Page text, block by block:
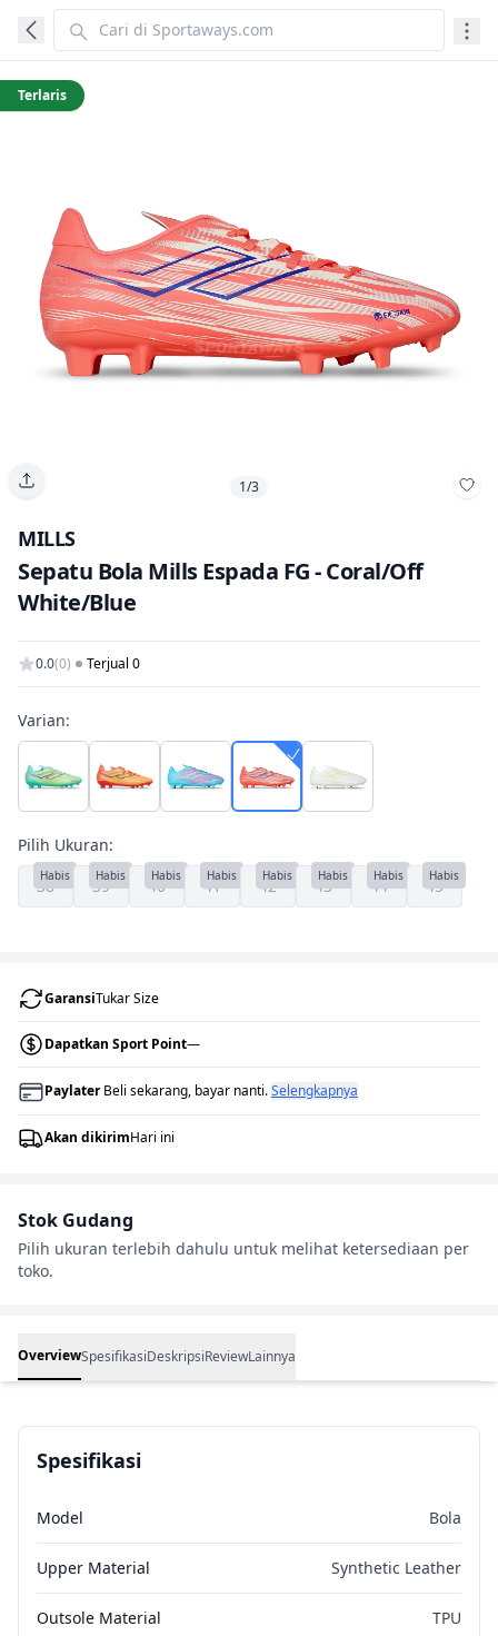
Terlaris
1/3
MILLS
Sepatu Bola Mills Espada FG - Coral/Off
White/Blue
0.0(0) Terjual 0
Varian:
Pilih Ukuran:
38
Habis 39
Habis 40
Habis 41
Habis 42
Habis 43
Habis 44
Habis 45
Habis
GaransiTukar Size
Dapatkan Sport Point—
PaylaterBeli sekarang, bayar nanti.Selengkapnya
Akan dikirimHari ini
Stok Gudang
Pilih ukuran terlebih dahulu untuk melihat ketersediaan per
toko.
OverviewSpesifikasiDeskripsiReviewLainnya
Spesifikasi
Model Bola
Upper Material Synthetic Leather
Outsole Material TPU